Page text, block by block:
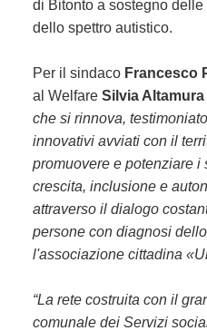
di Bitonto a sostegno
dello spettro autistico.
Per il sindaco Francesco
al Welfare Silvia Altamura
che si rinnova,
innovativi avviati con il
promuovere e potenziare
crescita, inclusione e
attraverso il dialogo
persone con diagnosi
l'associazione cittadina
“La rete costruita con il
comunale dei Servizi